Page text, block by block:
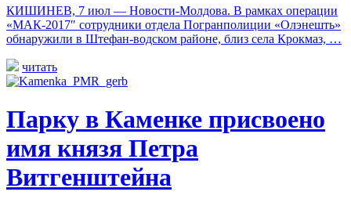
КИШИНЕВ, 7 июл — Новости-Молдова. В рамках операции
«МАК-2017″ сотрудники отдела Погранполиции «Олэнешть»
обнаружили в Штефан-водском районе, близ села Крокмаз, …
читать
Парку в Каменке присвоено
имя князя Петра
Витгенштейна